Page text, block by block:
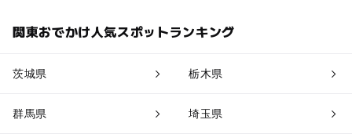
関東おでかけ人気スポットランキング
茨城県 栃木県
群馬県 埼玉県